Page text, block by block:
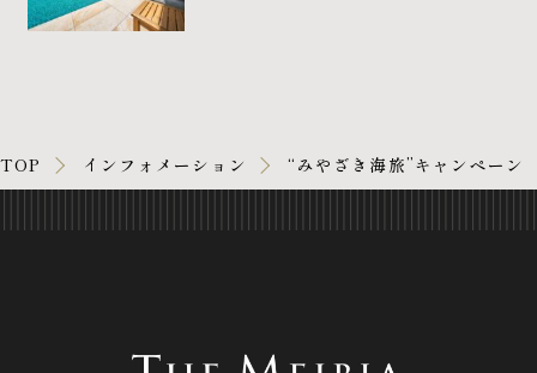
TOP インフォメーション “みやざき海旅”キャンペーン